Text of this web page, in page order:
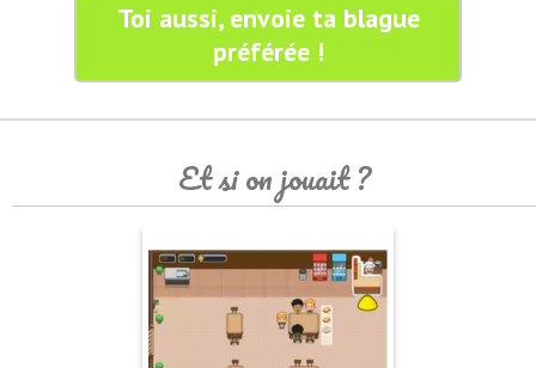
Toi aussi, envoie ta blague
préférée !
Et si on jouait ?